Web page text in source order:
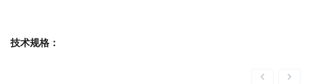
技术规格：